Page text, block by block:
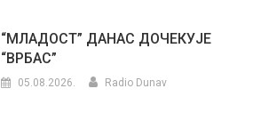
“МЛАДОСТ” ДАНАС ДОЧЕКУЈЕ
“ВРБАС”
05.08.2026. Radio Dunav